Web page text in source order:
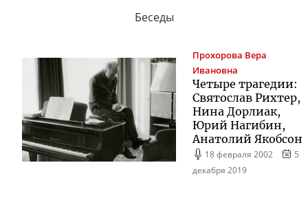
Беседы
Прохорова Вера
Ивановна
Четыре трагедии:
Святослав Рихтер,
Нина Дорлиак,
Юрий Нагибин,
Анатолий Якобсон
18 февраля 2002
5
декабря 2019